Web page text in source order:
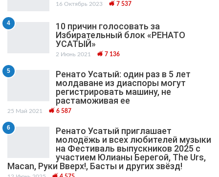
16 Октябрь 2023 7 537
4
10 причин голосовать за
Избирательный блок «РЕНАТО
УСАТЫЙ»
2 Июнь 2021 7 136
5
Ренато Усатый: один раз в 5 лет
молдаване из диаспоры могут
регистрировать машину, не
растаможивая ее
25 Май 2021 6 587
6
Ренато Усатый приглашает
молодёжь и всех любителей музыки
на Фестиваль выпускников 2025 с
участием Юлианы Берегой, The Urs,
Macan, Руки Вверх!, Басты и других звёзд!